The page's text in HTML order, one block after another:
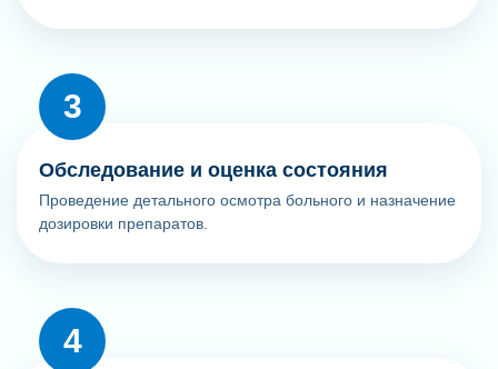
Обследование и оценка состояния
Проведение детального осмотра больного и назначение
дозировки препаратов.